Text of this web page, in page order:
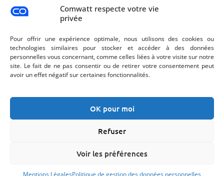
Comwatt respecte votre vie
privée
Pour offrir une expérience optimale, nous utilisons des cookies ou
technologies similaires pour stocker et accéder à des données
personnelles vous concernant, comme celles liées à votre visite sur notre
site. Le fait de ne pas consentir ou de retirer votre consentement peut
avoir un effet négatif sur certaines fonctionnalités.
OK pour moi
Refuser
Voir les préférences
Mentions LégalesPolitique de gestion des données personnelles
© 2026 Comwatt – Tous droits réservés |
Déclarations CE|Modifier mon acceptation des